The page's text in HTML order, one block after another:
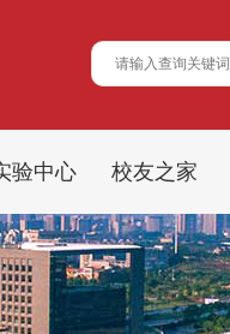
验中心 校友之家